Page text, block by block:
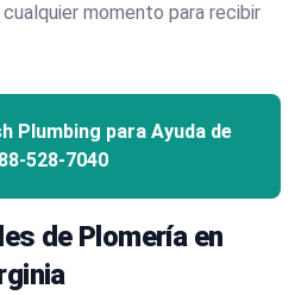
momento para recibir
Plumbing para Ayuda de
528-7040
de Plomería en